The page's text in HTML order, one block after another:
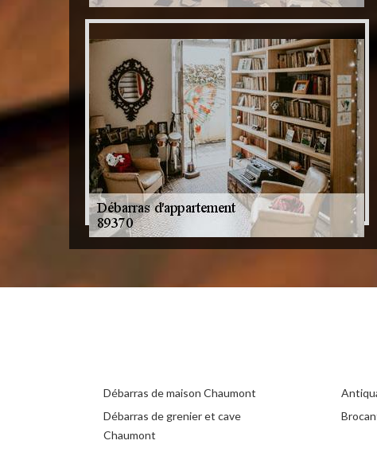
Débarras de maison Chaumont
Débarras de grenier et cave
Chaumont